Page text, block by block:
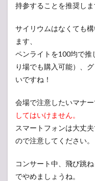
持参することを推奨しま
サイリウムはなくても
ます、
ペンライトを100均で推
り場でも購入可能）、
いですね！
会場で注意したいマナ
してはいけません。
スマートフォンは大丈
ので注意してください。
コンサート中、飛び跳
でやめましょうね。